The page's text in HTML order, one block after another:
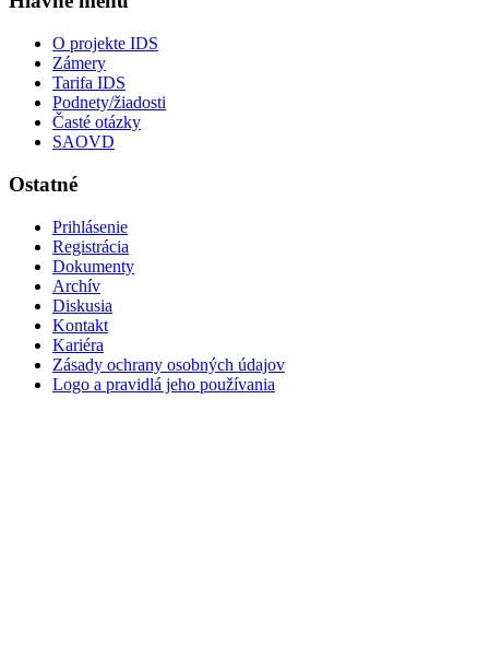
O projekte IDS
Zámery
Tarifa IDS
Podnety/žiadosti
Časté otázky
SAOVD
Ostatné
Prihlásenie
Registrácia
Dokumenty
Archív
Diskusia
Kontakt
Kariéra
Zásady ochrany osobných údajov
Logo a pravidlá jeho používania